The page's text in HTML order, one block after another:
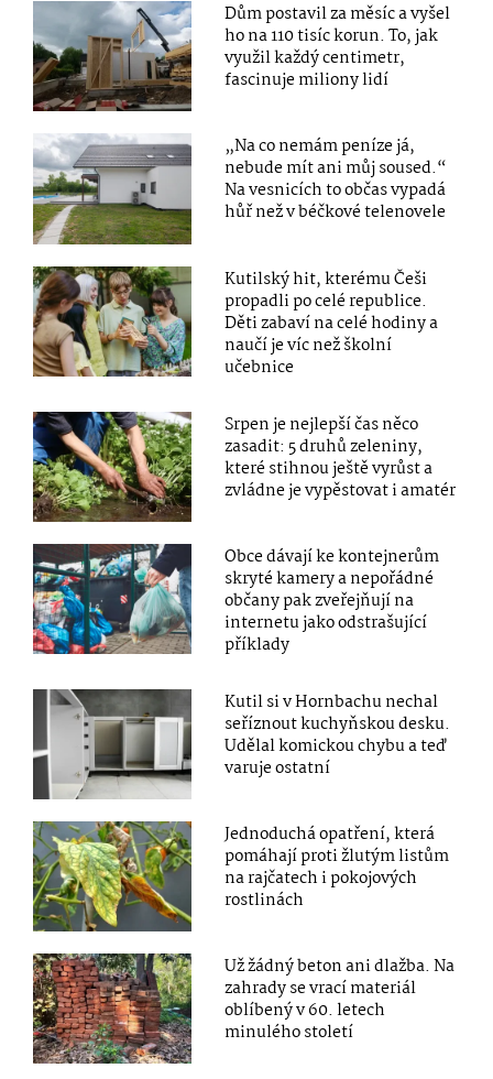
Dům postavil za měsíc a vyšel
ho na 110 tisíc korun. To, jak
využil každý centimetr,
fascinuje miliony lidí
„Na co nemám peníze já,
nebude mít ani můj soused.“
Na vesnicích to občas vypadá
hůř než v béčkové telenovele
Kutilský hit, kterému Češi
propadli po celé republice.
Děti zabaví na celé hodiny a
naučí je víc než školní
učebnice
Srpen je nejlepší čas něco
zasadit: 5 druhů zeleniny,
které stihnou ještě vyrůst a
zvládne je vypěstovat i amatér
Obce dávají ke kontejnerům
skryté kamery a nepořádné
občany pak zveřejňují na
internetu jako odstrašující
příklady
Kutil si v Hornbachu nechal
seříznout kuchyňskou desku.
Udělal komickou chybu a teď
varuje ostatní
Jednoduchá opatření, která
pomáhají proti žlutým listům
na rajčatech i pokojových
rostlinách
Už žádný beton ani dlažba. Na
zahrady se vrací materiál
oblíbený v 60. letech
minulého století